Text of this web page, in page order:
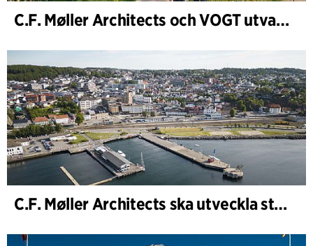
C.F. Møller Architects och VOGT utvalda att forma framtidens Hamburg-Altona
C.F. Møller Architects ska utveckla strategin för ”Knutepunkt Larvik och indre havn”